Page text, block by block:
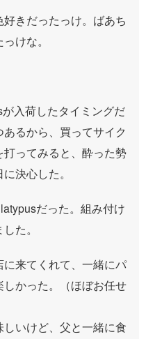
きだったっけ。ばあち
けな。
入荷したタイミングだ
るから、買ってサイク
ってみると、酔った勢
決心した。
だった。組み付け
た。
来てくれて、一緒にパ
かった。（ほぼお任せ
いけど、父と一緒に食